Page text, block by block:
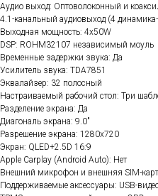
Аудио выход: Оптоволоконный и
4.1-канальный аудиовыход (4
Выходная мощность: 4x50W
DSP: ROHM32107 независимый моуль
Временные задержки звука: Да
Усилитель звука: TDA7851
Эквалайзер: 32 полосный
Настраиваемый рабочий стол: Три
Разделение экрана: Да
Диагональ экрана: 9.0"
Разрешение экрана: 1280x720
Экран: QLED+2.5D 16:9
Apple Carplay (Android Auto): Нет
Внешний микрофон и внешняя SIM-
Поддерживаемые аксессуары: USB-